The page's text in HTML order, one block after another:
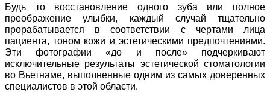
Будь то восстановление одного зуба или полное
преображение улыбки, каждый случай тщательно
прорабатывается в соответствии с чертами лица
пациента, тоном кожи и эстетическими предпочтениями.
Эти фотографии «до и после» подчеркивают
исключительные результаты эстетической стоматологии
во Вьетнаме, выполненные одним из самых доверенных
специалистов в этой области.